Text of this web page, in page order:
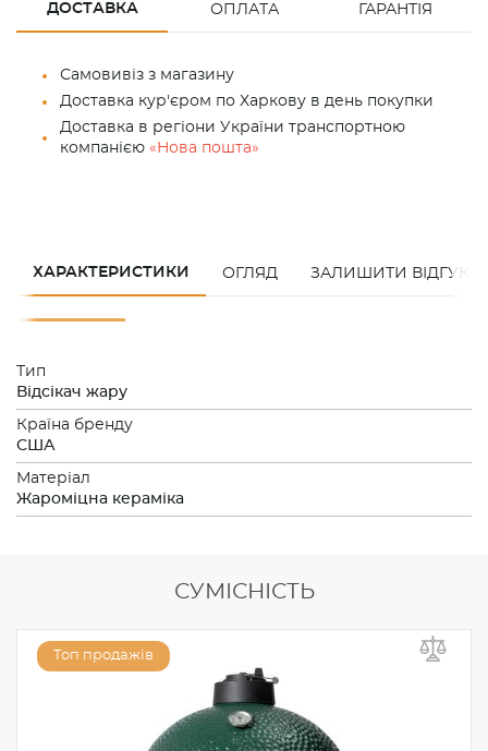
ДОСТАВКА ОПЛАТА ГАРАНТІЯ
Самовивіз з магазину
Доставка кур'єром по Харкову в день покупки
Доставка в регіони України транспортною
компанією «Нова пошта»
ХАРАКТЕРИСТИКИ ОГЛЯД ЗАЛИШИТИ ВІДГУК
Тип
Відсікач жару
Країна бренду
США
Матеріал
Жароміцна кераміка
СУМІСНІСТЬ
Топ продажів